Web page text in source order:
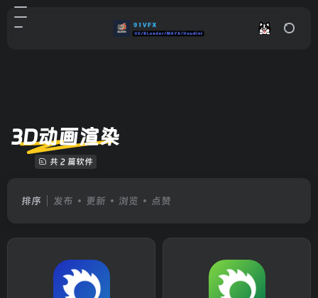
3D动画渲染
共 2 篇软件
排序 发布 更新 浏览 点赞